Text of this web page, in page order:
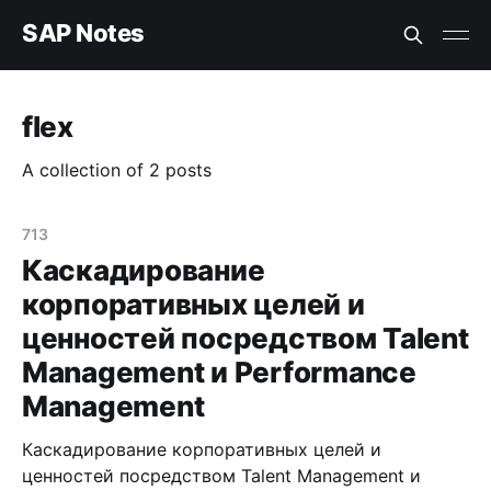
SAP Notes
flex
A collection of 2 posts
713
Каскадирование
корпоративных целей и
ценностей посредством Talent
Management и Performance
Management
Каскадирование корпоративных целей и
ценностей посредством Talent Management и